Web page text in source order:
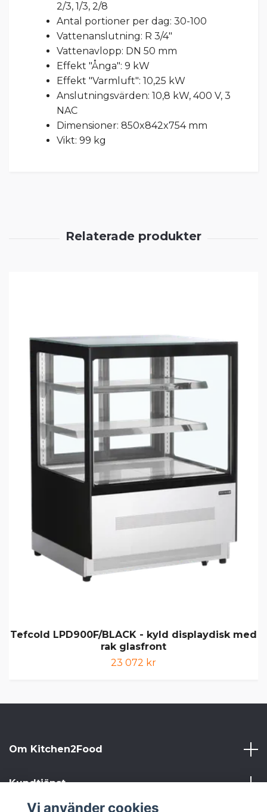
2/3, 1/3, 2/8
Antal portioner per dag: 30-100
Vattenanslutning: R 3/4"
Vattenavlopp: DN 50 mm
Effekt "Ånga": 9 kW
Effekt "Varmluft": 10,25 kW
Anslutningsvärden: 10,8 kW, 400 V, 3
NAC
Dimensioner: 850x842x754 mm
Vikt: 99 kg
Tefcold LPD900F/BLACK - kyld displaydisk med
rak glasfront
23 072 kr
Om Kitchen2Food
Kundtjänst
Vi använder cookies